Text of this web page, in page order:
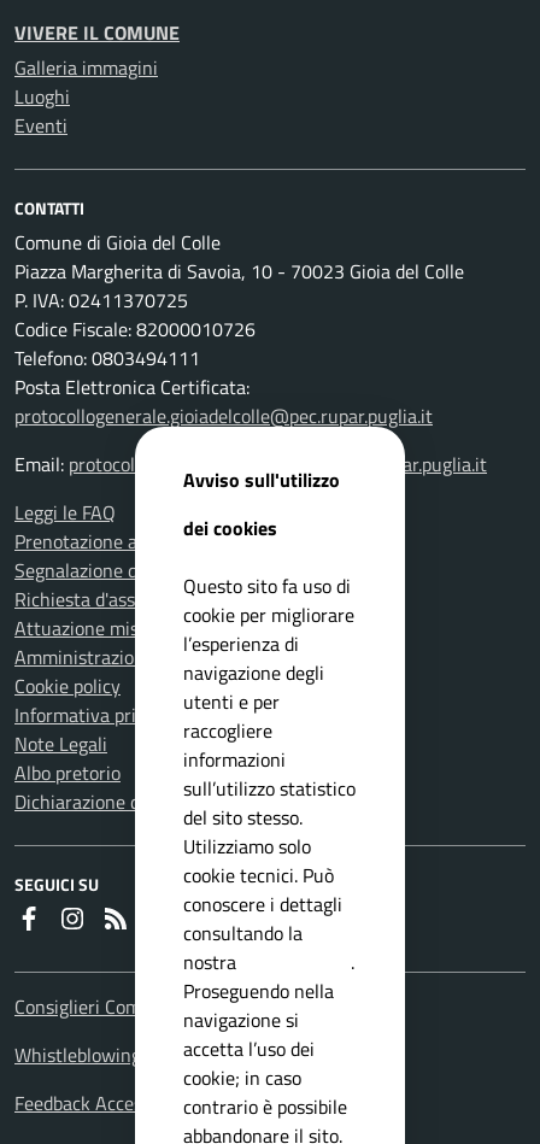
VIVERE IL COMUNE
Galleria immagini
Luoghi
Eventi
CONTATTI
Comune di Gioia del Colle
Piazza Margherita di Savoia, 10 - 70023 Gioia del Colle
P. IVA: 02411370725
Codice Fiscale: 82000010726
Telefono: 0803494111
Posta Elettronica Certificata:
protocollogenerale.gioiadelcolle@pec.rupar.puglia.it
Email: protocollogenerale.gioiadelcolle@pec.rupar.puglia.it
Leggi le FAQ
Prenotazione appuntamento
Segnalazione disservizio
Richiesta d'assistenza
Attuazione misure PNRR
Amministrazione trasparente
Cookie policy
Informativa privacy
Note Legali
Albo pretorio
Dichiarazione di accessibilità
SEGUICI SU
FaceboookInstagram
Consiglieri Comunali
Whistleblowing Policy
Feedback Accessibilita
Avviso sull'utilizzo
dei cookies
Questo sito fa uso di
cookie per migliorare
l’esperienza di
navigazione degli
utenti e per
raccogliere
informazioni
sull’utilizzo statistico
del sito stesso.
Utilizziamo solo
cookie tecnici. Può
conoscere i dettagli
consultando la
nostra
.
Proseguendo nella
navigazione si
accetta l’uso dei
cookie; in caso
contrario è possibile
abbandonare il sito.